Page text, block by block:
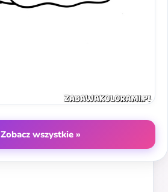
Zobacz wszystkie »